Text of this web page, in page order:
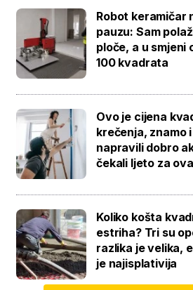
Robot keramičar
pauzu: Sam
ploče, a u smjeni
100 kvadrata
Ovo je cijena
krečenja, znamo
napravili dobro
čekali ljeto za
Koliko košta
estriha? Tri su
razlika je velika,
je najisplativija